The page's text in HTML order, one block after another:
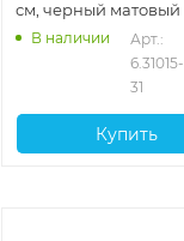
см, черный матовый
В наличии
Арт.:
6.31015-
31
Купить